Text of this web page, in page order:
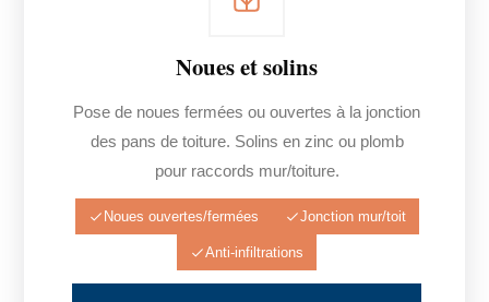
Noues et solins
Pose de noues fermées ou ouvertes à la jonction
des pans de toiture. Solins en zinc ou plomb
pour raccords mur/toiture.
Noues ouvertes/fermées Jonction mur/toit
Anti-infiltrations